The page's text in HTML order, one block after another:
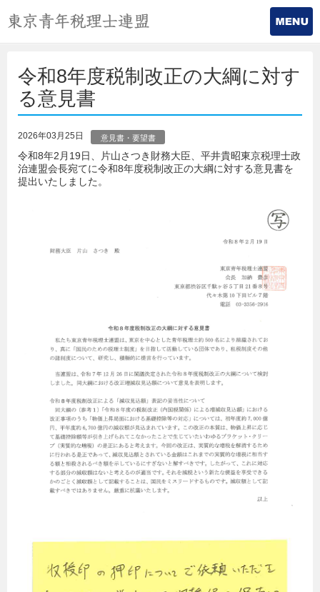
令和8年度税制改正の大綱に対す
る意見書
2026年03月25日 意見書・要望書
令和8年2月19日、片山さつき財務大臣、平井貴昭東京税理士政
治連盟会長宛てに令和8年度税制改正の大綱に対する意見書を
提出いたしました。